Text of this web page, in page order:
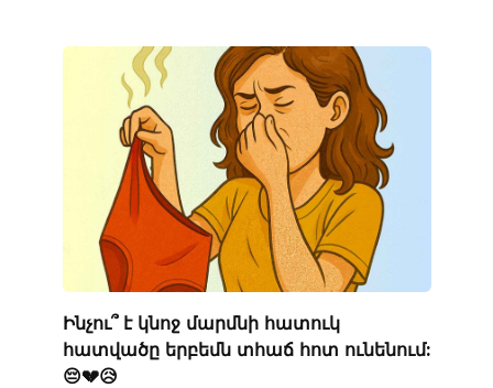
Ինչու՞ է կնոջ մարմնի հատուկ
հատվածը երբեմն տհաճ հոտ ունենում:
😔💔😥